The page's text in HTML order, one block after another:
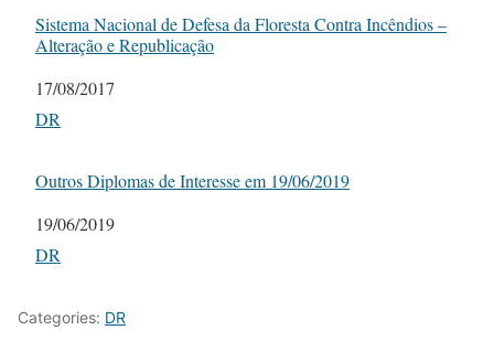
Sistema Nacional de Defesa da Floresta Contra Incêndios –
Alteração e Republicação
Date
17/08/2017
In relation to
DR
Outros Diplomas de Interesse em 19/06/2019
Date
19/06/2019
In relation to
DR
Categories: DR